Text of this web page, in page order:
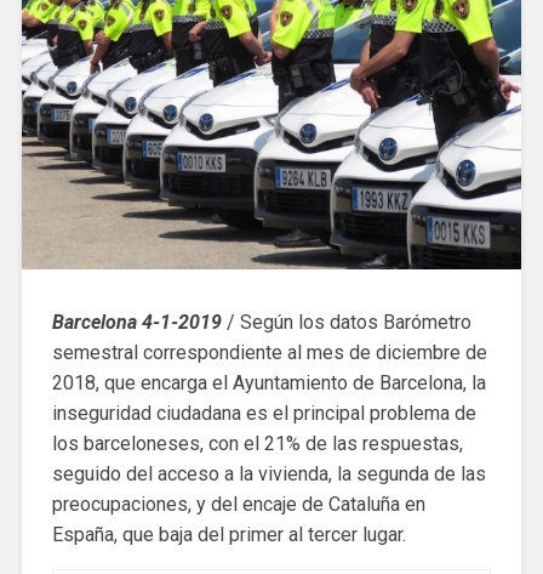
Barcelona 4-1-2019/ Según los datos Barómetro
semestral correspondiente al mes de diciembre de
2018, que encarga el Ayuntamiento de Barcelona, la
inseguridad ciudadana es el principal problema de
los barceloneses, con el 21% de las respuestas,
seguido del acceso a la vivienda, la segunda de las
preocupaciones, y del encaje de Cataluña en
España, que baja del primer al tercer lugar.